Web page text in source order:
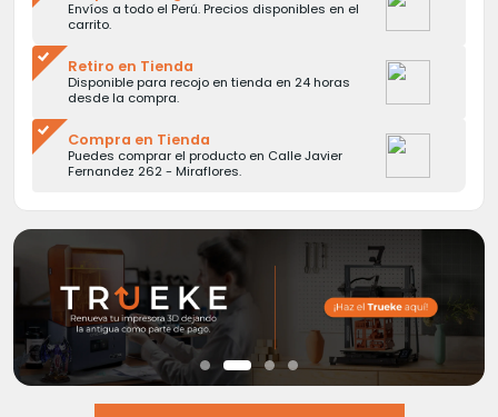
Envíos a todo el Perú. Precios disponibles en el
carrito.
Retiro en Tienda
Disponible para recojo en tienda en 24 horas
desde la compra.
Compra en Tienda
Puedes comprar el producto en Calle Javier
Fernandez 262 - Miraflores.